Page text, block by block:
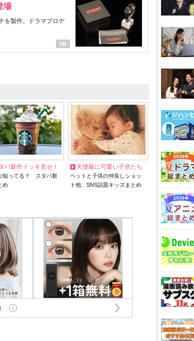
場
を製作。ドラマプロデ
バ新作イッキ見せ！
知ってる？ スタバ新
め
天使級に可愛い子供たち
ペットと子供の仲良しショッ
ト他、SNS話題キッズまとめ